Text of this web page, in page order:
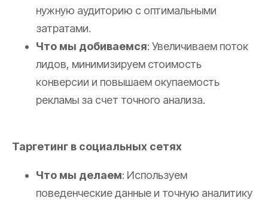
нужную аудиторию с оптимальными
затратами.
Что мы добиваемся: Увеличиваем поток
лидов, минимизируем стоимость
конверсии и повышаем окупаемость
рекламы за счет точного анализа.
Таргетинг в социальных сетях
Что мы делаем: Используем
поведенческие данные и точную аналитику